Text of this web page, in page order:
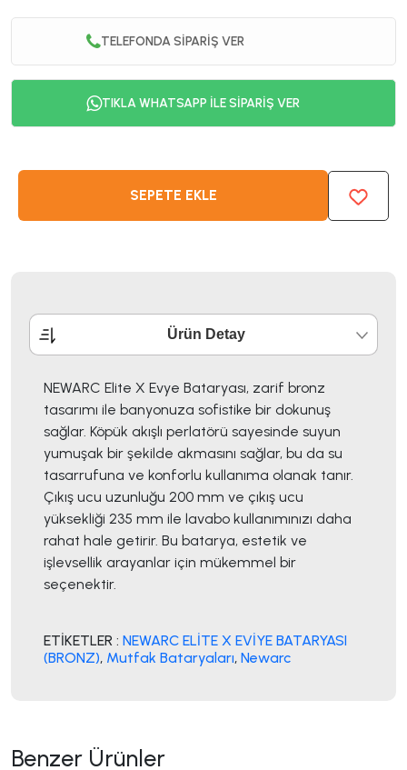
TELEFONDA SİPARİŞ VER
TIKLA WHATSAPP İLE SİPARİŞ VER
SEPETE EKLE
Ürün Detay
NEWARC Elite X Evye Bataryası, zarif bronz
tasarımı ile banyonuza sofistike bir dokunuş
sağlar. Köpük akışlı perlatörü sayesinde suyun
yumuşak bir şekilde akmasını sağlar, bu da su
tasarrufuna ve konforlu kullanıma olanak tanır.
Çıkış ucu uzunluğu 200 mm ve çıkış ucu
yüksekliği 235 mm ile lavabo kullanımınızı daha
rahat hale getirir. Bu batarya, estetik ve
işlevsellik arayanlar için mükemmel bir
seçenektir.
ETİKETLER : NEWARC ELİTE X EVİYE BATARYASI
(BRONZ), Mutfak Bataryaları, Newarc
Benzer Ürünler